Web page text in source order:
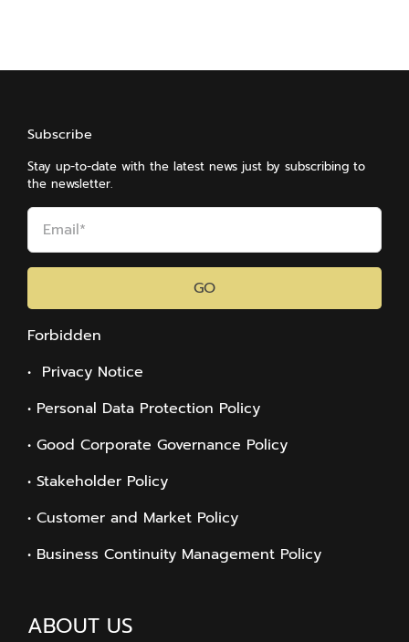
Subscribe
Stay up-to-date with the latest news just by subscribing to
the newsletter.
GO
Forbidden
• Privacy Notice
• Personal Data Protection Policy
• Good Corporate Governance Policy
• Stakeholder Policy
• Customer and Market Policy
• Business Continuity Management Policy
ABOUT US